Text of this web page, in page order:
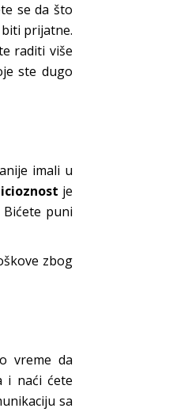
se da što
prijatne.
raditi više
ste dugo
imali u
je
puni
zbog
vreme da
i naći ćete
sa